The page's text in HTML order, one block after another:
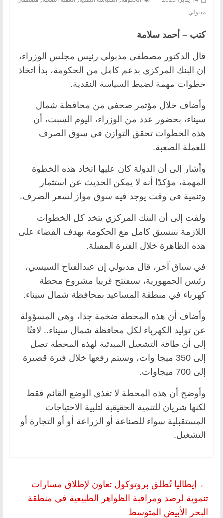
مدبولي
كتب – أحمد سلامة
قال الدكتور مصطفى مدبولي رئيس مجلس الوزراء،
إن البنك المركزي بدعم كامل من الحكومة، بدأ اتخاذ
خطوات مهمة لضبط السياسة النقدية.
وأضاف خلال مؤتمر صحفي من محافظة شمال
سيناء، بحضور عدد من الوزراء، اليوم السبت، أن
هذه الخطوات تحقق التوازن في سوق الصرف
للعملة الصعبة.
وأشار إلى أن الدولة كان عليها اتخاذ هذه الخطوة
المهمة، مؤكدًا أنه لا يمكن الحديث عن استثمار
وتنمية في وقت يوجد فيه سوق مواز لسعر الصرف.
ولفت إلى أن البنك المركزي يتخذ كل الخطوات
اللازمة بتنسيق كامل مع الحكومة بهدف القضاء على
هذه الظاهرة خلال الفترة المقبلة.
في سياق آخر، قال مدبولي إن عبدالفتاح السيسي،
رئيس الجمهورية، سيفتتح قريبا مشروع محطة
كهرباء في منطقة المساعيد بمحافظة شمال سيناء.
وأضاف أن هذه المحطة ضخمة جدا، وهي المسؤولة
عن توليد الكهرباء لكل محافظة شمال سيناء.. لافتًا
إلى أن طاقة التشغيل المبدئية لهذه المحطة تصل
إلى 350 ميجا وات، وسيتم رفعها خلال فترة قصيرة
إلى 700 ميجاوات.
وأوضح أن هذه المحطة لا تغذي الوضع القائم فقط
لكنها شريان للتنمية الحقيقية لتلبية الاحتياجات
المستقبلية سواء للصناعة أو الزراعة أو أو التجارة أو
التشغيل.
← إيطاليا تُطلق بروتوكول تعاون لإطلاق مسارات
تنموية لرصد ومراقبة الظواهر الطبيعية في منطقة
البحر الأبيض المتوسط